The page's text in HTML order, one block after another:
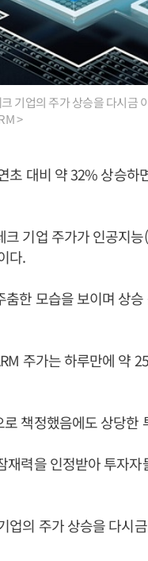
기업의 주가 상승을 다시금
>
초 대비 약 32% 상승하
기업 주가가 인공지
다.
한 모습을 보이며 상
주가는 하루만에 약
책정했음에도 상당한
력을 인정받아 투자
업의 주가 상승을 다시